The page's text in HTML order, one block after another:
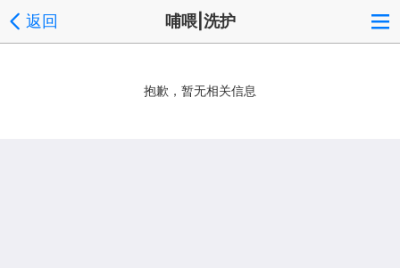
返回 哺喂|洗护
抱歉，暂无相关信息